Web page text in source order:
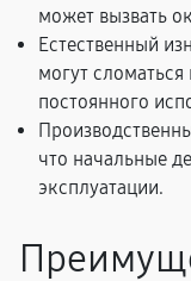
может вызвать
Естественный
могут сломаться
постоянного
что начальные
эксплуатации.